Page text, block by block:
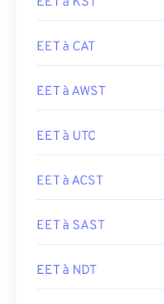
EET à CAT
EET à AWST
EET à UTC
EET à ACST
EET à SAST
EET à NDT